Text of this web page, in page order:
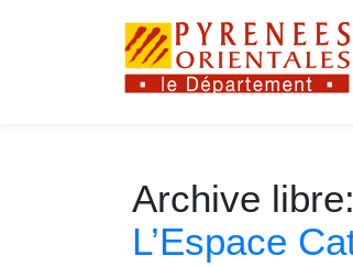
Archive libre:
L’Espace